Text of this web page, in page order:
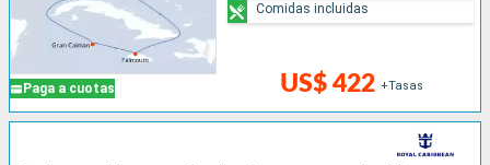
Paga a cuotas US$ 422 +Tasas
Comidas incluidas